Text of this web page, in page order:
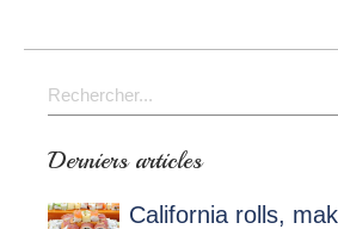
Rechercher
Derniers articles
California rolls,